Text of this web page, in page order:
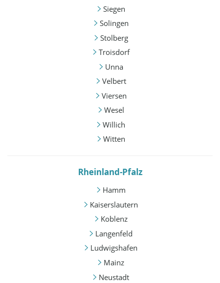
Siegen
Solingen
Stolberg
Troisdorf
Unna
Velbert
Viersen
Wesel
Willich
Witten
Rheinland-Pfalz
Hamm
Kaiserslautern
Koblenz
Langenfeld
Ludwigshafen
Mainz
Neustadt